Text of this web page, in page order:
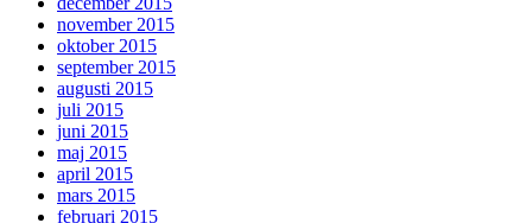
november 2015
oktober 2015
september 2015
augusti 2015
juli 2015
juni 2015
maj 2015
april 2015
mars 2015
februari 2015